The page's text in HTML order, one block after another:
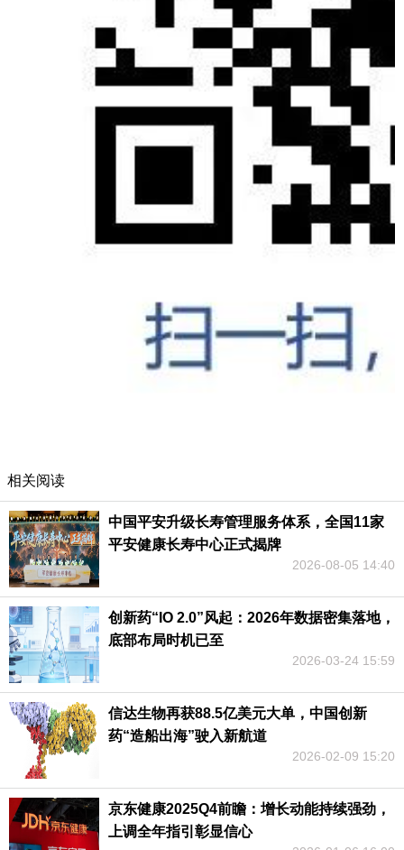
相关阅读
中国平安升级长寿管理服务体系，全国11家
平安健康长寿中心正式揭牌
2026-08-05 14:40
创新药“IO 2.0”风起：2026年数据密集落地，
底部布局时机已至
2026-03-24 15:59
信达生物再获88.5亿美元大单，中国创新
药“造船出海”驶入新航道
2026-02-09 15:20
京东健康2025Q4前瞻：增长动能持续强劲，
上调全年指引彰显信心